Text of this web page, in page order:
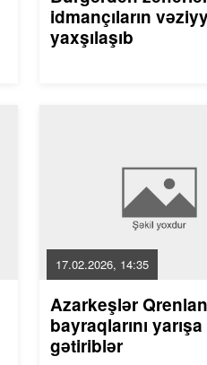
idmançıların
yaxşılaşıb
17.02.2026, 14:35
Azarkeşlər
bayraqlarını yarışa
gətiriblər